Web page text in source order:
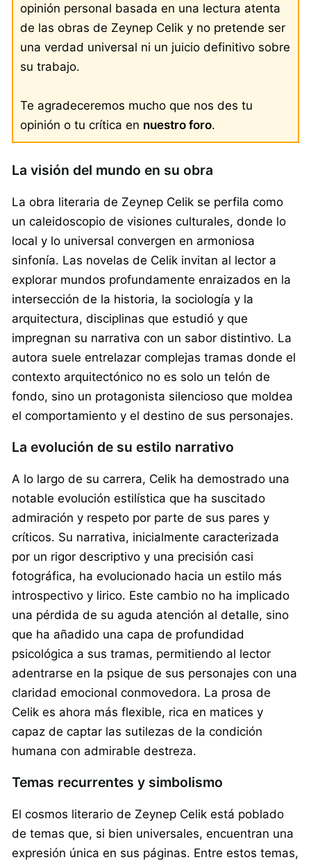
opinión personal basada en una lectura atenta
de las obras de Zeynep Celik y no pretende ser
una verdad universal ni un juicio definitivo sobre
su trabajo.
Te agradeceremos mucho que nos des tu
opinión o tu crítica en nuestro foro.
La visión del mundo en su obra
La obra literaria de Zeynep Celik se perfila como
un caleidoscopio de visiones culturales, donde lo
local y lo universal convergen en armoniosa
sinfonía. Las novelas de Celik invitan al lector a
explorar mundos profundamente enraizados en la
intersección de la historia, la sociología y la
arquitectura, disciplinas que estudió y que
impregnan su narrativa con un sabor distintivo. La
autora suele entrelazar complejas tramas donde el
contexto arquitectónico no es solo un telón de
fondo, sino un protagonista silencioso que moldea
el comportamiento y el destino de sus personajes.
La evolución de su estilo narrativo
A lo largo de su carrera, Celik ha demostrado una
notable evolución estilística que ha suscitado
admiración y respeto por parte de sus pares y
críticos. Su narrativa, inicialmente caracterizada
por un rigor descriptivo y una precisión casi
fotográfica, ha evolucionado hacia un estilo más
introspectivo y lirico. Este cambio no ha implicado
una pérdida de su aguda atención al detalle, sino
que ha añadido una capa de profundidad
psicológica a sus tramas, permitiendo al lector
adentrarse en la psique de sus personajes con una
claridad emocional conmovedora. La prosa de
Celik es ahora más flexible, rica en matices y
capaz de captar las sutilezas de la condición
humana con admirable destreza.
Temas recurrentes y simbolismo
El cosmos literario de Zeynep Celik está poblado
de temas que, si bien universales, encuentran una
expresión única en sus páginas. Entre estos temas,